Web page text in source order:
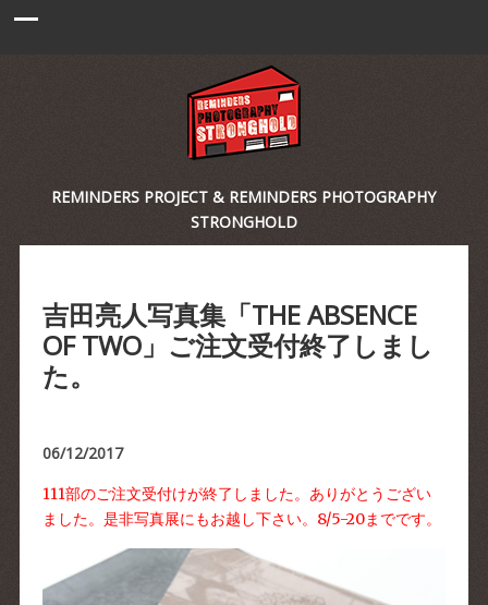
REMINDERS PROJECT & REMINDERS PHOTOGRAPHY
STRONGHOLD
吉田亮人写真集「THE ABSENCE
OF TWO」ご注文受付終了しまし
た。
06/12/2017
111部のご注文受付けが終了しました。ありがとうござい
ました。是非写真展にもお越し下さい。8/5-20までです。